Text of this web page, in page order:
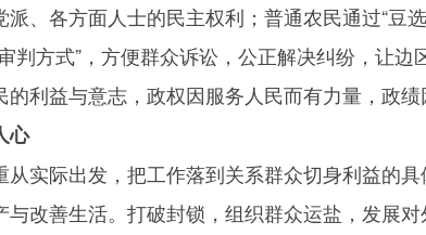
、各方面人士的民主权利；普通农民通过“豆
判方式”，方便群众诉讼，公正解决纠纷，让
利益与意志，政权因服务人民而有力量，政绩
心
实际出发，把工作落到关系群众切身利益的具
改善生活。打破封锁，组织群众运盐，发展